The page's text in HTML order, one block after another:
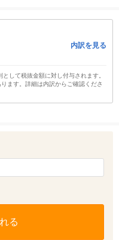
内訳を見る
して税抜金額に対し付与されます。
ます。詳細は内訳からご確認くださ
る